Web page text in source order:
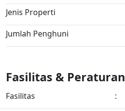
Jenis Properti
Jumlah Penghuni
Fasilitas & Peraturan
Fasilitas
: